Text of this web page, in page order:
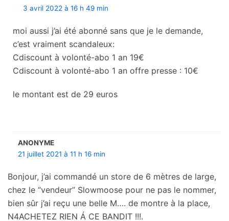
3 avril 2022 à 16 h 49 min
moi aussi j’ai été abonné sans que je le demande,
c’est vraiment scandaleux:
Cdiscount à volonté-abo 1 an 19€
Cdiscount à volonté-abo 1 an offre presse : 10€
le montant est de 29 euros
ANONYME
21 juillet 2021 à 11 h 16 min
Bonjour, j’ai commandé un store de 6 mètres de large,
chez le “vendeur” Slowmoose pour ne pas le nommer,
bien sûr j’ai reçu une belle M…. de montre à la place,
N4ACHETEZ RIEN Á CE BANDIT !!!.